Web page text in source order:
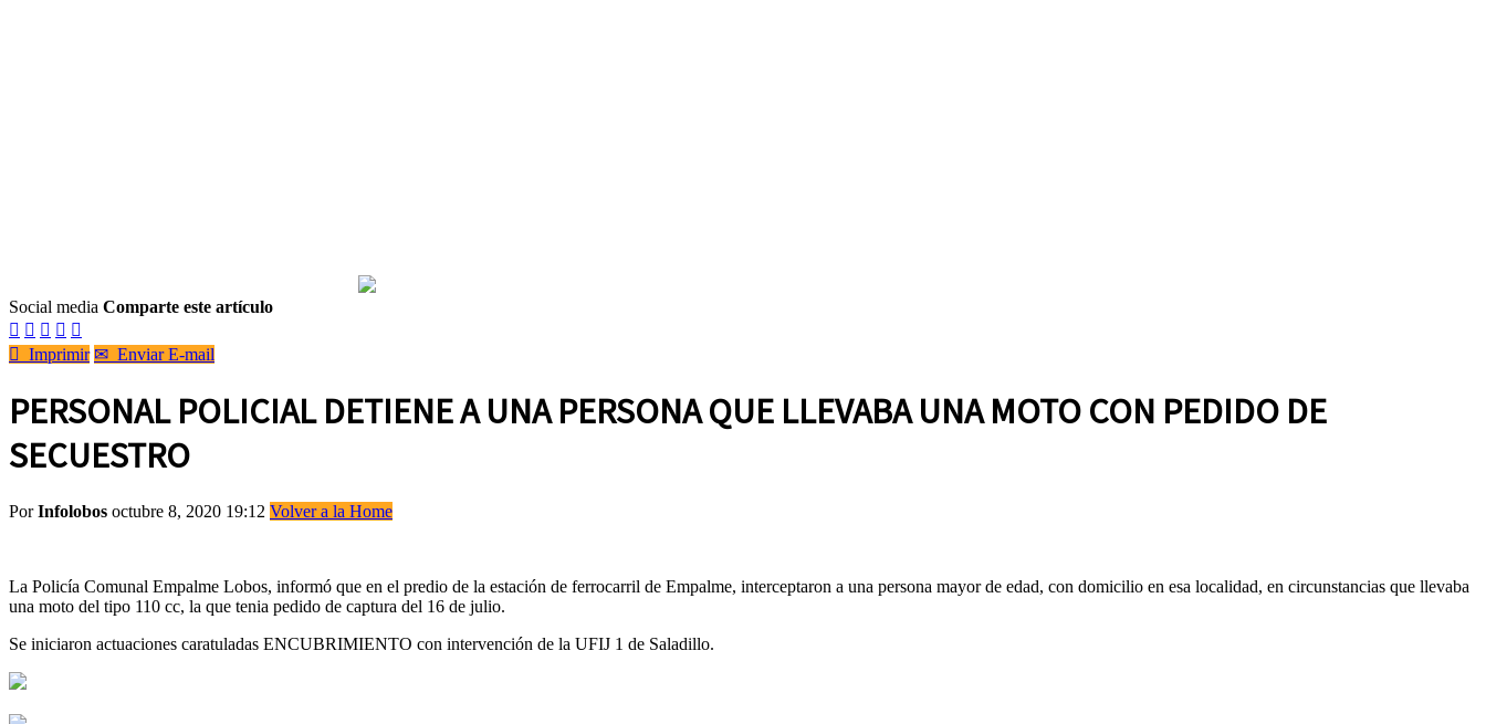
Social media Comparte este artículo
    
 Imprimir ✉ Enviar E-mail
PERSONAL POLICIAL DETIENE A UNA PERSONA QUE LLEVABA UNA MOTO CON PEDIDO DE
SECUESTRO
PorInfolobos octubre 8, 2020 19:12 Volver a la Home
La Policía Comunal Empalme Lobos, informó que en el predio de la estación de ferrocarril de Empalme, interceptaron a una persona mayor de edad, con domicilio en esa localidad, en circunstancias que llevaba
una moto del tipo 110 cc, la que tenia pedido de captura del 16 de julio.
Se iniciaron actuaciones caratuladas ENCUBRIMIENTO con intervención de la UFIJ 1 de Saladillo.